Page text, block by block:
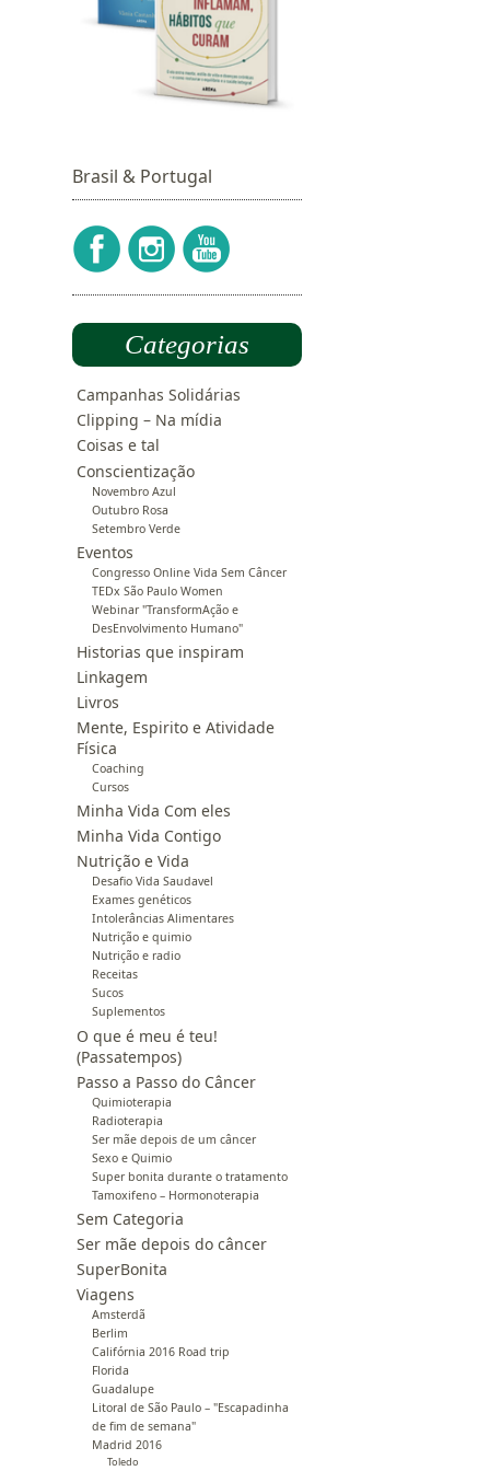
Brasil & Portugal
Categorias
Campanhas Solidárias
Clipping – Na mídia
Coisas e tal
Conscientização
Novembro Azul
Outubro Rosa
Setembro Verde
Eventos
Congresso Online Vida Sem Câncer
TEDx São Paulo Women
Webinar "TransformAção e
DesEnvolvimento Humano"
Historias que inspiram
Linkagem
Livros
Mente, Espirito e Atividade
Física
Coaching
Cursos
Minha Vida Com eles
Minha Vida Contigo
Nutrição e Vida
Desafio Vida Saudavel
Exames genéticos
Intolerâncias Alimentares
Nutrição e quimio
Nutrição e radio
Receitas
Sucos
Suplementos
O que é meu é teu!
(Passatempos)
Passo a Passo do Câncer
Quimioterapia
Radioterapia
Ser mãe depois de um câncer
Sexo e Quimio
Super bonita durante o tratamento
Tamoxifeno – Hormonoterapia
Sem Categoria
Ser mãe depois do câncer
SuperBonita
Viagens
Amsterdã
Berlim
Califórnia 2016 Road trip
Florida
Guadalupe
Litoral de São Paulo – "Escapadinha
de fim de semana"
Madrid 2016
Toledo